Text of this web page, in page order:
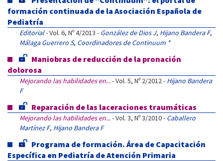
formación continuada de la Asociación Española de
Pediatría
Editorial- Vol. 6, Nº 4/2013 - González de Dios J, Hijano Bandera F,
Málaga Guerrero S, Coordinadores de Continuum *
Maniobras de reducción de la pronación
dolorosa
Mejorando las habilidades en...- Vol. 5, Nº 2/2012 - Hijano Bandera
F
Reparación de las laceraciones traumáticas
Mejorando las habilidades en...- Vol. 3, Nº 3/2010 - Caballero
Martínez F, Hijano Bandera F
Programa de formación. Área de Capacitación
Específica en Pediatría de Atención Primaria